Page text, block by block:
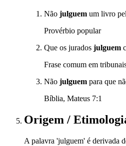
Não julguem um livro
Provérbio popular
Que os jurados julguem
Frase comum em
Não julguem para que
Bíblia, Mateus 7:1
Origem /
A palavra 'julguem' é derivada